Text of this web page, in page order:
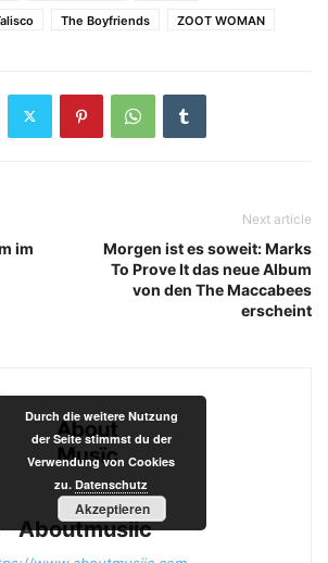
The Boyfriends ZOOT WOMAN
im
Next article
Morgen ist es soweit: Marks
To Prove It das neue Album
von den The Maccabees
erscheint
Aboutmusiic
Durch die weitere Nutzung
der Seite stimmst du der
Verwendung von Cookies
zu. Datenschutz
Akzeptieren